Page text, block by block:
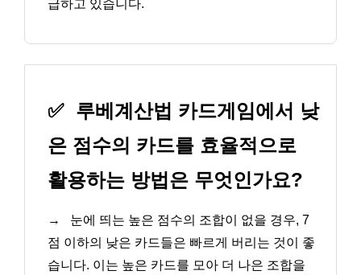
급하고 있습니다.
✅ 루베계산법 카드게임에서 낮
은 점수의 카드를 효율적으로
활용하는 방법은 무엇인가요?
→
눈에 띄는 높은 점수의 조합이 없을 경우, 7
점 이하의 낮은 카드들은 빠르게 버리는 것이 좋
습니다. 이는 높은 카드를 모아 더 나은 조합을